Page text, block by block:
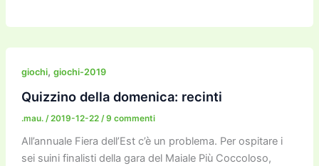
c
e
b
o
o
k
itt
er
ai
l
ai
l
st
o
o
e
gr
m
p
y
n
k
e
n
di
giochi, giochi-2019
Quizzino della domenica: recinti
.mau. /2019-12-22 /9 commenti
All’annuale Fiera dell’Est c’è un problema. Per ospitare i
sei suini finalisti della gara del Maiale Più Coccoloso,